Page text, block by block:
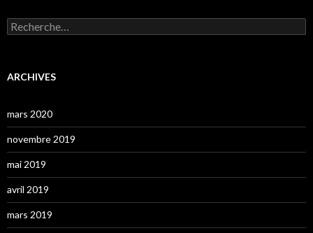
Rechercher :
ARCHIVES
mars 2020
novembre 2019
mai 2019
avril 2019
mars 2019